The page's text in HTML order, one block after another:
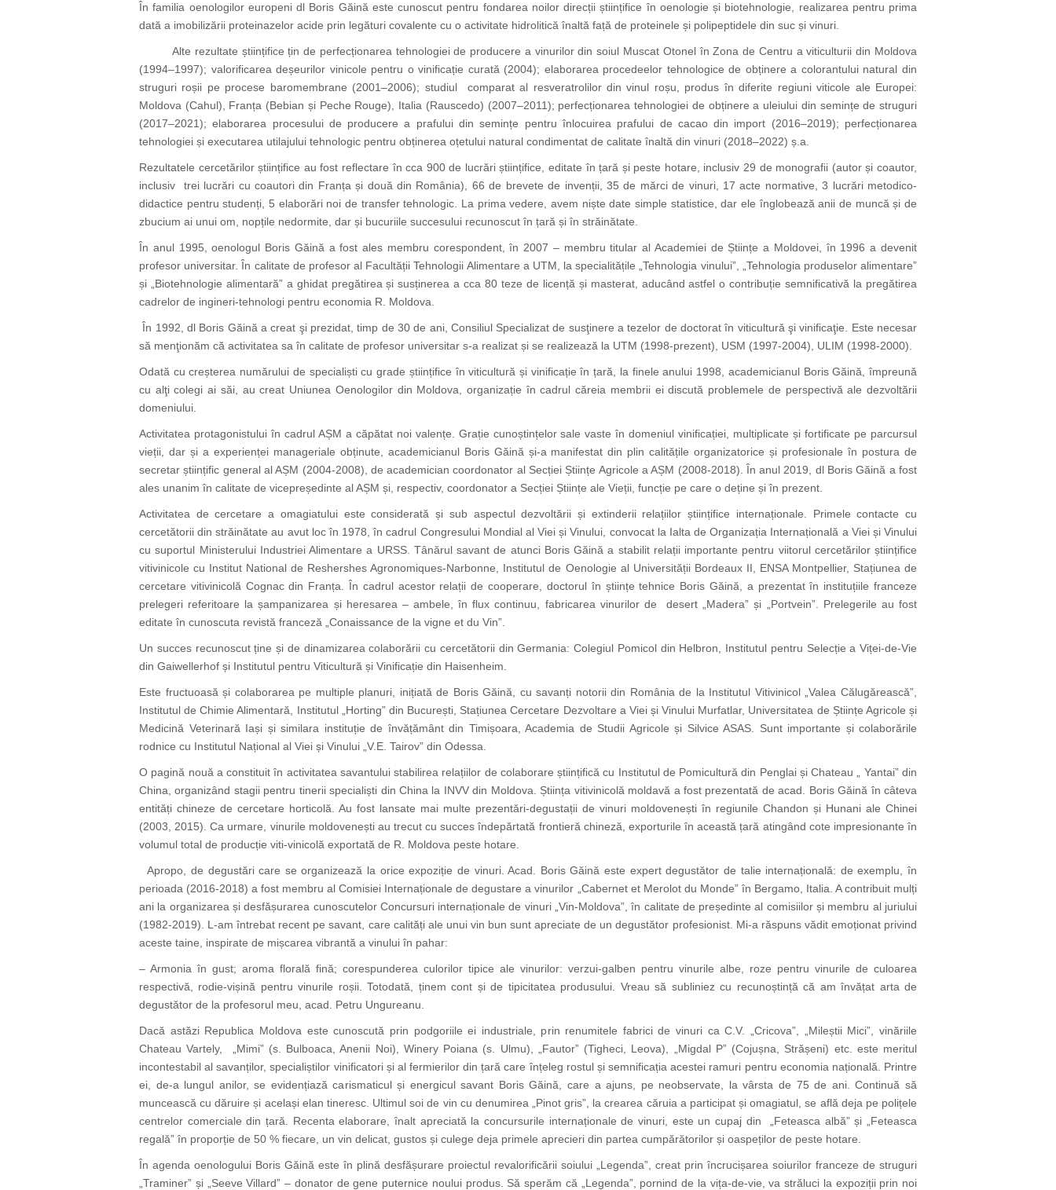
În familia oenologilor europeni dl Boris Găină este cunoscut pentru fondarea noilor direcții științifice în oenologie și biotehnologie, realizarea pentru prima
dată a imobilizării proteinazelor acide prin legături covalente cu o activitate hidrolitică înaltă față de proteinele și polipeptidele din suc și vinuri.
Alte rezultate științifice țin de perfecționarea tehnologiei de producere a vinurilor din soiul Muscat Otonel în Zona de Centru a viticulturii din Moldova
(1994–1997); valorificarea deșeurilor vinicole pentru o vinificație curată (2004); elaborarea procedeelor tehnologice de obținere a colorantului natural din
struguri roșii pe procese baromembrane (2001–2006); studiul comparat al resveratrolilor din vinul roșu, produs în diferite regiuni viticole ale Europei:
Moldova (Cahul), Franța (Bebian și Peche Rouge), Italia (Rauscedo) (2007–2011); perfecționarea tehnologiei de obținere a uleiului din semințe de struguri
(2017–2021); elaborarea procesului de producere a prafului din semințe pentru înlocuirea prafului de cacao din import (2016–2019); perfecționarea
tehnologiei și executarea utilajului tehnologic pentru obținerea oțetului natural condimentat de calitate înaltă din vinuri (2018–2022) ș.a.
Rezultatele cercetărilor științifice au fost reflectare în cca 900 de lucrări științifice, editate în țară și peste hotare, inclusiv 29 de monografii (autor și coautor,
inclusiv trei lucrări cu coautori din Franța și două din România), 66 de brevete de invenții, 35 de mărci de vinuri, 17 acte normative, 3 lucrări metodico-
didactice pentru studenți, 5 elaborări noi de transfer tehnologic. La prima vedere, avem niște date simple statistice, dar ele înglobează anii de muncă și de
zbucium ai unui om, nopțile nedormite, dar și bucuriile succesului recunoscut în țară și în străinătate.
În anul 1995, oenologul Boris Găină a fost ales membru corespondent, în 2007 – membru titular al Academiei de Științe a Moldovei, în 1996 a devenit
profesor universitar. În calitate de profesor al Facultății Tehnologii Alimentare a UTM, la specialitățile „Tehnologia vinului”, „Tehnologia produselor alimentare”
și „Biotehnologie alimentară” a ghidat pregătirea și susținerea a cca 80 teze de licență și masterat, aducând astfel o contribuție semnificativă la pregătirea
cadrelor de ingineri-tehnologi pentru economia R. Moldova.
În 1992, dl Boris Găină a creat şi prezidat, timp de 30 de ani, Consiliul Specializat de susţinere a tezelor de doctorat în viticultură şi vinificaţie. Este necesar
să menţionăm că activitatea sa în calitate de profesor universitar s-a realizat și se realizează la UTM (1998-prezent), USM (1997-2004), ULIM (1998-2000).
Odată cu creșterea numărului de specialiști cu grade științifice în viticultură și vinificație în țară, la finele anului 1998, academicianul Boris Găină, împreună
cu alţi colegi ai săi, au creat Uniunea Oenologilor din Moldova, organizație în cadrul căreia membrii ei discută problemele de perspectivă ale dezvoltării
domeniului.
Activitatea protagonistului în cadrul AȘM a căpătat noi valențe. Grație cunoștințelor sale vaste în domeniul vinificației, multiplicate și fortificate pe parcursul
vieții, dar și a experienței manageriale obținute, academicianul Boris Găină și-a manifestat din plin calitățile organizatorice și profesionale în postura de
secretar științific general al AȘM (2004-2008), de academician coordonator al Secției Științe Agricole a AȘM (2008-2018). În anul 2019, dl Boris Găină a fost
ales unanim în calitate de vicepreședinte al AȘM și, respectiv, coordonator a Secției Științe ale Vieții, funcție pe care o deține și în prezent.
Activitatea de cercetare a omagiatului este considerată și sub aspectul dezvoltării și extinderii relațiilor științifice internaționale. Primele contacte cu
cercetătorii din străinătate au avut loc în 1978, în cadrul Congresului Mondial al Viei și Vinului, convocat la Ialta de Organizația Internațională a Viei și Vinului
cu suportul Ministerului Industriei Alimentare a URSS. Tânărul savant de atunci Boris Găină a stabilit relații importante pentru viitorul cercetărilor științifice
vitivinicole cu Institut National de Reshershes Agronomiques-Narbonne, Institutul de Oenologie al Universității Bordeaux II, ENSA Montpellier, Stațiunea de
cercetare vitivinicolă Cognac din Franța. În cadrul acestor relații de cooperare, doctorul în științe tehnice Boris Găină, a prezentat în instituțiile franceze
prelegeri referitoare la șampanizarea și heresarea – ambele, în flux continuu, fabricarea vinurilor de desert „Madera” și „Portvein”. Prelegerile au fost
editate în cunoscuta revistă franceză „Conaissance de la vigne et du Vin”.
Un succes recunoscut ține și de dinamizarea colaborării cu cercetătorii din Germania: Colegiul Pomicol din Helbron, Institutul pentru Selecție a Viței-de-Vie
din Gaiwellerhof și Institutul pentru Viticultură și Vinificație din Haisenheim.
Este fructuoasă și colaborarea pe multiple planuri, inițiată de Boris Găină, cu savanți notorii din România de la Institutul Vitivinicol „Valea Călugărească”,
Institutul de Chimie Alimentară, Institutul „Horting” din București, Stațiunea Cercetare Dezvoltare a Viei și Vinului Murfatlar, Universitatea de Științe Agricole și
Medicină Veterinară Iași și similara instituție de învățământ din Timișoara, Academia de Studii Agricole și Silvice ASAS. Sunt importante și colaborările
rodnice cu Institutul Național al Viei și Vinului „V.E. Tairov” din Odessa.
O pagină nouă a constituit în activitatea savantului stabilirea relațiilor de colaborare științifică cu Institutul de Pomicultură din Penglai și Chateau „ Yantai” din
China, organizând stagii pentru tinerii specialiști din China la INVV din Moldova. Știința vitivinicolă moldavă a fost prezentată de acad. Boris Găină în câteva
entități chineze de cercetare horticolă. Au fost lansate mai multe prezentări-degustații de vinuri moldovenești în regiunile Chandon și Hunani ale Chinei
(2003, 2015). Ca urmare, vinurile moldovenești au trecut cu succes îndepărtată frontieră chineză, exporturile în această țară atingând cote impresionante în
volumul total de producție viti-vinicolă exportată de R. Moldova peste hotare.
Apropo, de degustări care se organizează la orice expoziție de vinuri. Acad. Boris Găină este expert degustător de talie internațională: de exemplu, în
perioada (2016-2018) a fost membru al Comisiei Internaționale de degustare a vinurilor „Cabernet et Merolot du Monde” în Bergamo, Italia. A contribuit mulți
ani la organizarea și desfășurarea cunoscutelor Concursuri internaționale de vinuri „Vin-Moldova”, în calitate de președinte al comisiilor și membru al juriului
(1982-2019). L-am întrebat recent pe savant, care calități ale unui vin bun sunt apreciate de un degustător profesionist. Mi-a răspuns vădit emoționat privind
aceste taine, inspirate de mișcarea vibrantă a vinului în pahar:
– Armonia în gust; aroma florală fină; corespunderea culorilor tipice ale vinurilor: verzui-galben pentru vinurile albe, roze pentru vinurile de culoarea
respectivă, rodie-vișină pentru vinurile roșii. Totodată, ținem cont și de tipicitatea produsului. Vreau să subliniez cu recunoștință că am învățat arta de
degustător de la profesorul meu, acad. Petru Ungureanu.
Dacă astăzi Republica Moldova este cunoscută prin podgoriile ei industriale, prin renumitele fabrici de vinuri ca C.V. „Cricova”, „Mileștii Mici”, vinăriile
Chateau Vartely, „Mimi” (s. Bulboaca, Anenii Noi), Winery Poiana (s. Ulmu), „Fautor” (Tigheci, Leova), „Migdal P” (Cojușna, Strășeni) etc. este meritul
incontestabil al savanților, specialiștilor vinificatori și al fermierilor din țară care înțeleg rostul și semnificația acestei ramuri pentru economia națională. Printre
ei, de-a lungul anilor, se evidențiază carismaticul și energicul savant Boris Găină, care a ajuns, pe neobservate, la vârsta de 75 de ani. Continuă să
muncească cu dăruire și același elan tineresc. Ultimul soi de vin cu denumirea „Pinot gris”, la crearea căruia a participat și omagiatul, se află deja pe polițele
centrelor comerciale din țară. Recenta elaborare, înalt apreciată la concursurile internaționale de vinuri, este un cupaj din „Feteasca albă” și „Feteasca
regală” în proporție de 50 % fiecare, un vin delicat, gustos și culege deja primele aprecieri din partea cumpărătorilor și oaspeților de peste hotare.
În agenda oenologului Boris Găină este în plină desfășurare proiectul revalorificării soiului „Legenda”, creat prin încrucișarea soiurilor franceze de struguri
„Traminer” și „Seeve Villard” – donator de gene puternice noului produs. Să sperăm că „Legenda”, pornind de la vița-de-vie, va străluci la expoziții prin noi